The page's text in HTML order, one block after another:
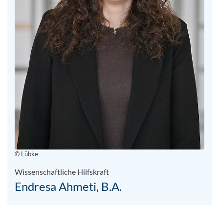
© Lübke
Wissenschaftliche Hilfskraft
Endresa Ahmeti, B.A.